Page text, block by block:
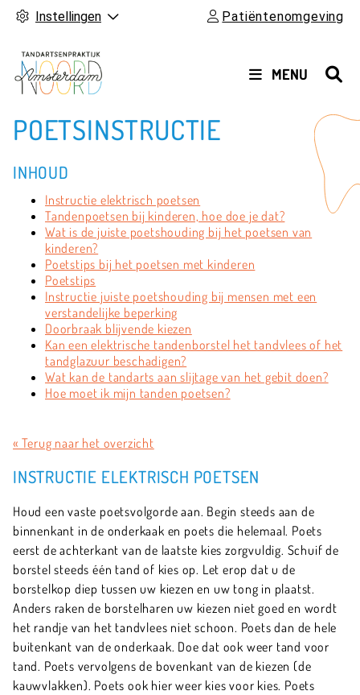
Instellingen Patiëntenomgeving
MENU
POETSINSTRUCTIE
INHOUD
Instructie elektrisch poetsen
Tandenpoetsen bij kinderen, hoe doe je dat?
Wat is de juiste poetshouding bij het poetsen van
kinderen?
Poetstips bij het poetsen met kinderen
Poetstips
Instructie juiste poetshouding bij mensen met een
verstandelijke beperking
Doorbraak blijvende kiezen
Kan een elektrische tandenborstel het tandvlees of het
tandglazuur beschadigen?
Wat kan de tandarts aan slijtage van het gebit doen?
Hoe moet ik mijn tanden poetsen?
« Terug naar het overzicht
INSTRUCTIE ELEKTRISCH POETSEN
Houd een vaste poetsvolgorde aan. Begin steeds aan de
binnenkant in de onderkaak en poets die helemaal. Poets
eerst de achterkant van de laatste kies zorgvuldig. Schuif de
borstel steeds één tand of kies op. Let erop dat u de
borstelkop diep tussen uw kiezen en uw tong in plaatst.
Anders raken de borstelharen uw kiezen niet goed en wordt
het randje van het tandvlees niet schoon. Poets dan de hele
buitenkant van de onderkaak. Doe dat ook weer tand voor
tand. Poets vervolgens de bovenkant van de kiezen (de
kauwvlakken). Poets ook hier weer kies voor kies. Poets